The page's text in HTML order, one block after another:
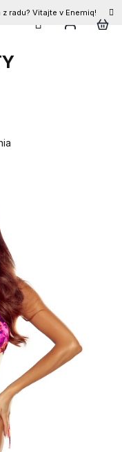
radu? Vitajte v Enemiq!